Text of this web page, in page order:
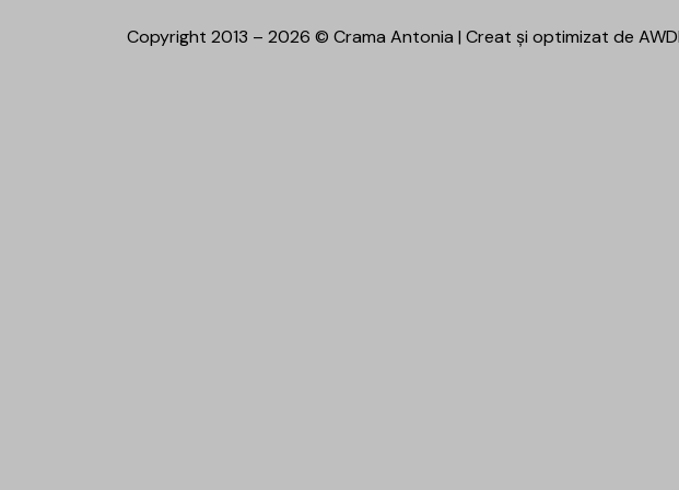
Copyright 2013 – 2026 © Crama Antonia | Creat și optimizat de